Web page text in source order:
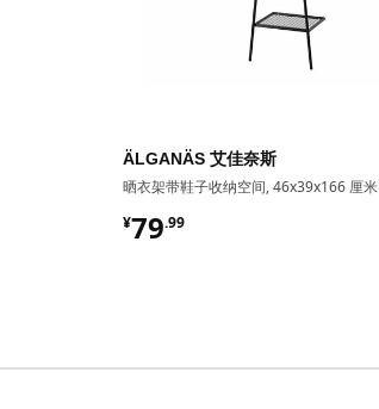
ÄLGANÄS 艾佳奈斯
晒衣架带鞋子收纳空间, 46x39x166 厘米
¥79.99
¥ 79.99